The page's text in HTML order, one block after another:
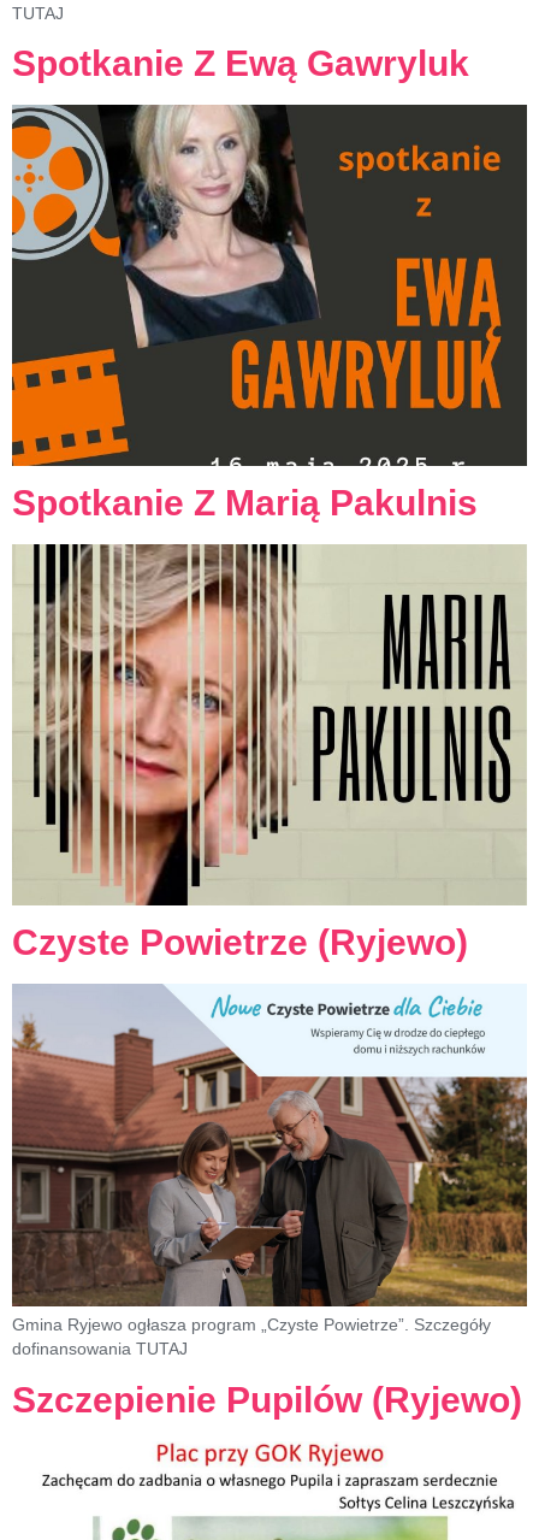
TUTAJ
Spotkanie Z Ewą Gawryluk
Spotkanie Z Marią Pakulnis
Czyste Powietrze (Ryjewo)
Gmina Ryjewo ogłasza program „Czyste Powietrze”. Szczegóły
dofinansowania TUTAJ
Szczepienie Pupilów (Ryjewo)